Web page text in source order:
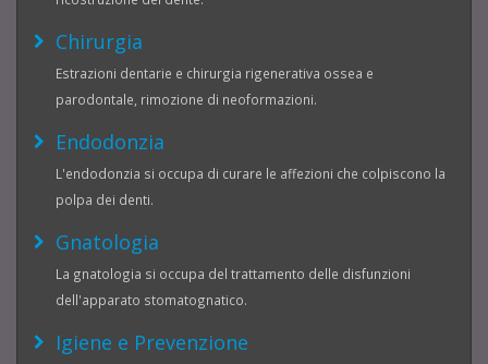
Chirurgia
Estrazioni dentarie e chirurgia rigenerativa ossea e
parodontale, rimozione di neoformazioni.
Endodonzia
L'endodonzia si occupa di curare le affezioni che colpiscono la
polpa dei denti.
Gnatologia
La gnatologia si occupa del trattamento delle disfunzioni
dell'apparato stomatognatico.
Igiene e Prevenzione